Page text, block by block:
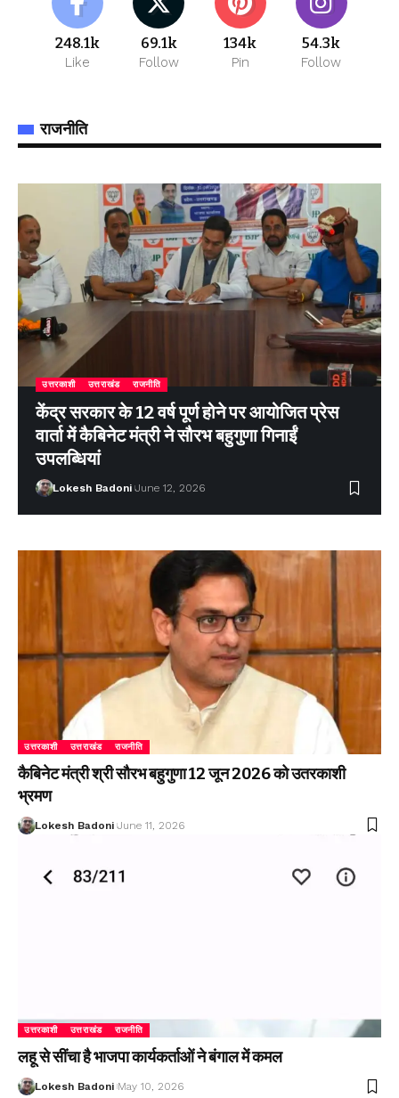
248.1k
Like
69.1k
Follow
134k
Pin
54.3k
Follow
राजनीति
उत्तरकाशी उत्तराखंड राजनीति
केंद्र सरकार के 12 वर्ष पूर्ण होने पर आयोजित प्रेस
वार्ता में कैबिनेट मंत्री ने सौरभ बहुगुणा गिनाईं
उपलब्धियां
Lokesh Badoni June 12, 2026
उत्तरकाशी उत्तराखंड राजनीति
कैबिनेट मंत्री श्री सौरभ बहुगुणा 12 जून 2026 को उतरकाशी
भ्रमण
Lokesh Badoni June 11, 2026
उत्तरकाशी उत्तराखंड राजनीति
लहू से सींचा है भाजपा कार्यकर्ताओं ने बंगाल में कमल
Lokesh Badoni May 10, 2026